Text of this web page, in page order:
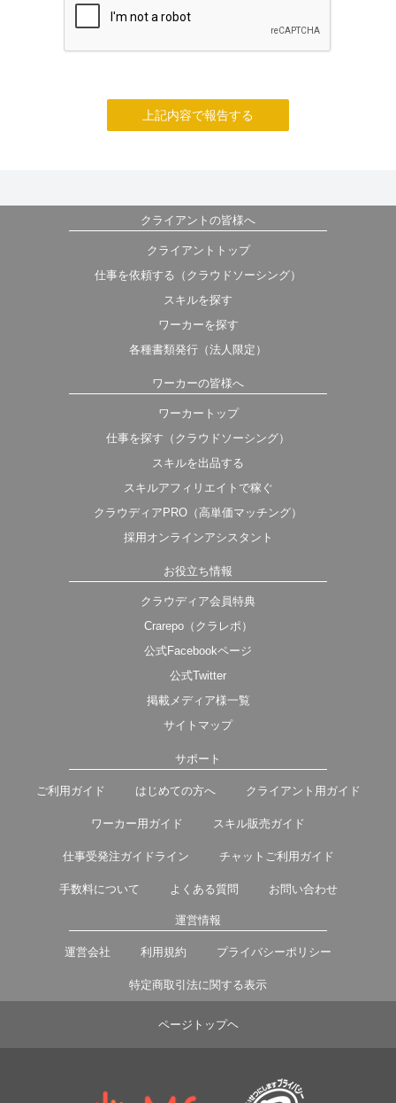
上記内容で報告する
クライアントの皆様へ
クライアントトップ
仕事を依頼する（クラウドソーシング）
スキルを探す
ワーカーを探す
各種書類発行（法人限定）
ワーカーの皆様へ
ワーカートップ
仕事を探す（クラウドソーシング）
スキルを出品する
スキルアフィリエイトで稼ぐ
クラウディアPRO（高単価マッチング）
採用オンラインアシスタント
お役立ち情報
クラウディア会員特典
Crarepo（クラレポ）
公式Facebookページ
公式Twitter
掲載メディア様一覧
サイトマップ
サポート
ご利用ガイド はじめての方へ クライアント用ガイド
ワーカー用ガイド スキル販売ガイド
仕事受発注ガイドライン チャットご利用ガイド
手数料について よくある質問 お問い合わせ
運営情報
運営会社 利用規約 プライバシーポリシー
特定商取引法に関する表示
ページトップヘ